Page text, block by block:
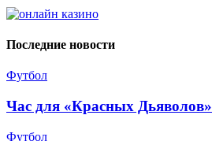
Последние новости
Футбол
Час для «Красных Дьяволов»
Футбол